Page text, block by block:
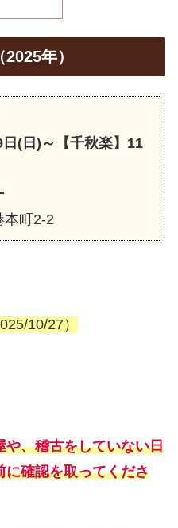
年）
(日)～【千秋楽】11
本町2-2
10/27）
や、稽古をしていない日
に確認を取ってくださ